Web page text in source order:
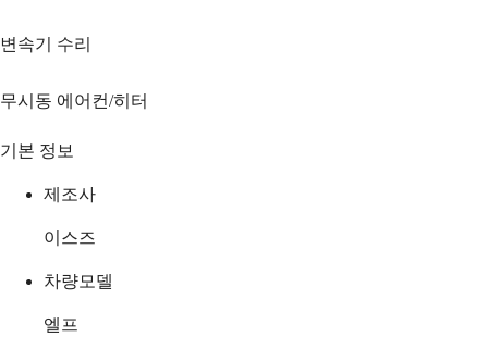
변속기 수리
무시동 에어컨/히터
기본 정보
제조사
이스즈
차량모델
엘프